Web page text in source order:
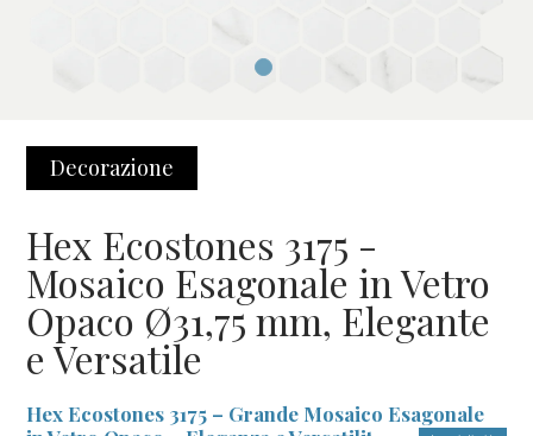
Decorazione
Hex Ecostones 3175 -
Mosaico Esagonale in Vetro
Opaco Ø31,75 mm, Elegante
e Versatile
Hex Ecostones 3175 – Grande Mosaico Esagonale